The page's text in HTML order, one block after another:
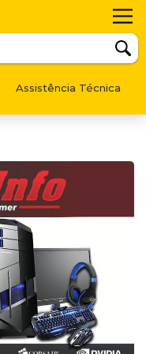
Assistência Técnica